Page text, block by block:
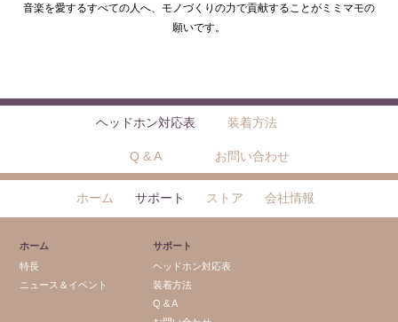
音楽を愛するすべての人へ、モノづくりの力で貢献することがミミマモの
願いです。
ヘッドホン対応表 装着方法
Q & A お問い合わせ
ホーム サポート ストア 会社情報
ホーム
特長
ニュース＆イベント
サポート
ヘッドホン対応表
装着方法
Q & A